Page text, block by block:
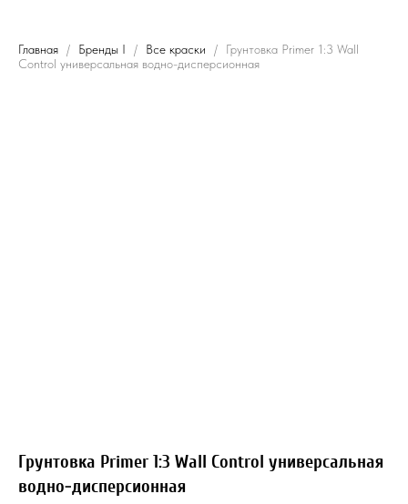
Главная Бренды I Все краски
Грунтовка Primer 1:3 Wall
Control универсальная водно-дисперсионная
Грунтовка Primer 1:3 Wall Control универсальная
водно-дисперсионная